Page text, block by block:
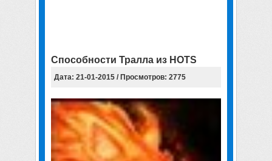
Способности Тралла из HOTS
Дата: 21-01-2015 / Просмотров: 2775